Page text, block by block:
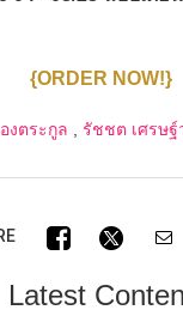
{ORDER NOW!}
งตระกูล รัชชต เศรษฐ์
Latest